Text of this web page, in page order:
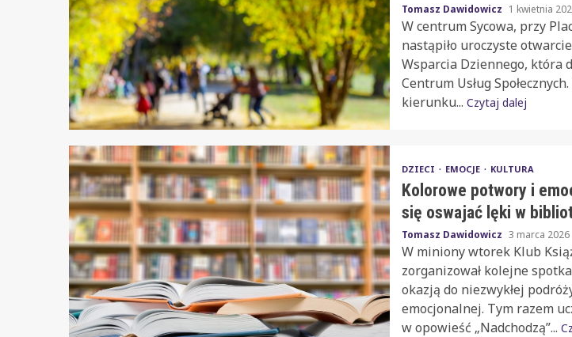
Tomasz Dawidowicz 1 kwietnia
W centrum Sycowa, przy
nastąpiło uroczyste
Wsparcia Dziennego, która
Centrum Usług
kierunku... Czytaj dalej
DZIECI EMOCJE KULTURA
Kolorowe potwory i
się oswajać lęki w
Tomasz Dawidowicz 3 marca 2026
W miniony wtorek Klub
zorganizował kolejne
okazją do niezwykłej
emocjonalnej. Tym razem
w opowieść „Nadchodzą”...